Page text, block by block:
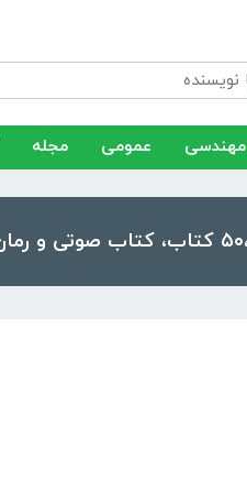
مهندسی عمومی مجله